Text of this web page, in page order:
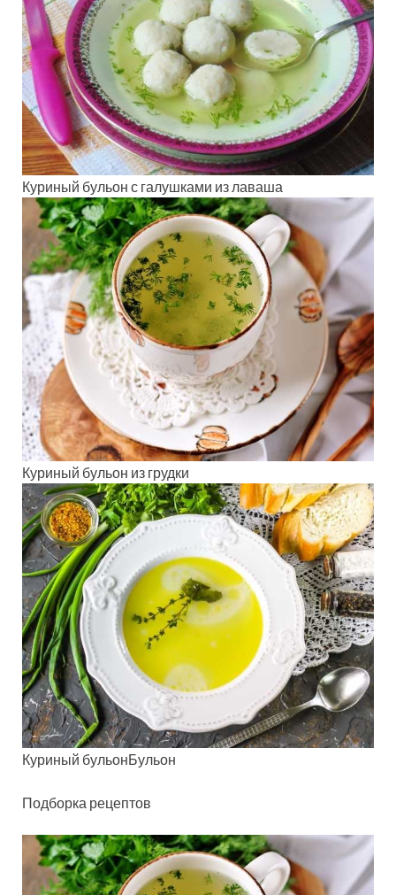
Куриный бульон с галушками из лаваша
Куриный бульон из грудки
Куриный бульонБульон
Подборка рецептов